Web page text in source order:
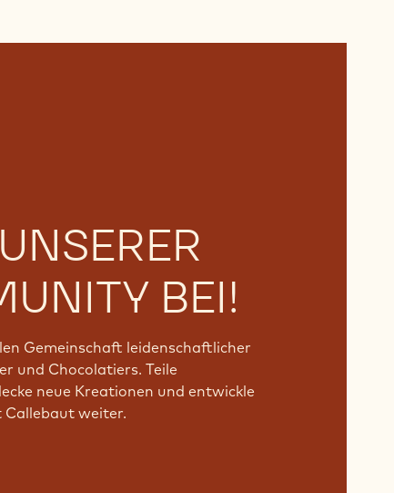
BEI!
Gemeinschaft leidenschaftlicher
und Chocolatiers. Teile
neue Kreationen und entwickle
Callebaut weiter.